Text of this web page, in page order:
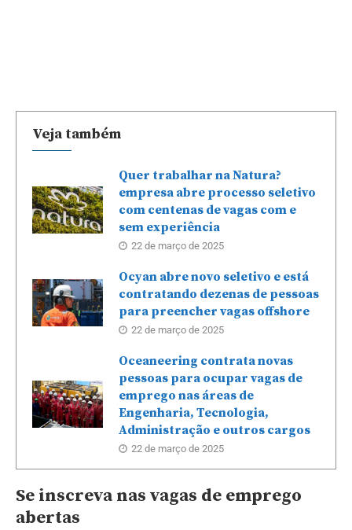
Veja também
Quer trabalhar na Natura?
empresa abre processo seletivo
com centenas de vagas com e
sem experiência
22 de março de 2025
Ocyan abre novo seletivo e está
contratando dezenas de pessoas
para preencher vagas offshore
22 de março de 2025
Oceaneering contrata novas
pessoas para ocupar vagas de
emprego nas áreas de
Engenharia, Tecnologia,
Administração e outros cargos
22 de março de 2025
Se inscreva nas vagas de emprego
abertas